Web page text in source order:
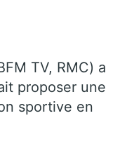
TV, RMC) a
proposer une
sportive en